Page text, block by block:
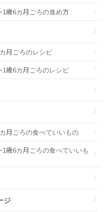
1歳6カ月ごろの進め方
月ごろのレシピ
1歳6カ月ごろのレシピ
月ごろの食べていいもの
1歳6カ月ごろの食べていいも
ジ